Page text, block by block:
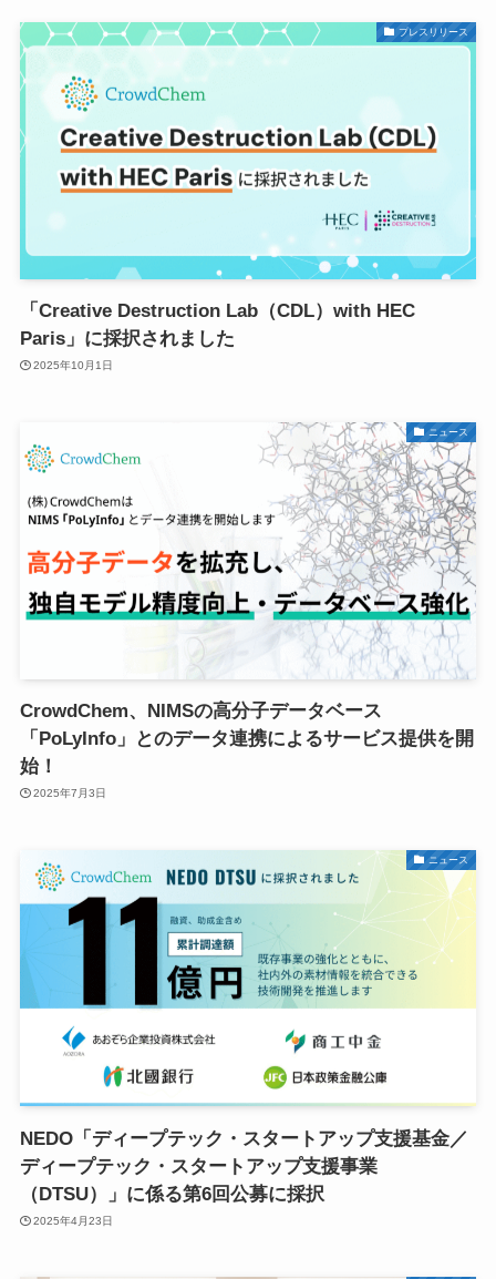
プレスリリース
「Creative Destruction Lab（CDL）with HEC
Paris」に採択されました
2025年10月1日
ニュース
CrowdChem、NIMSの高分子データベース
「PoLyInfo」とのデータ連携によるサービス提供を開
始！
2025年7月3日
ニュース
NEDO「ディープテック・スタートアップ支援基金／
ディープテック・スタートアップ支援事業
（DTSU）」に係る第6回公募に採択
2025年4月23日